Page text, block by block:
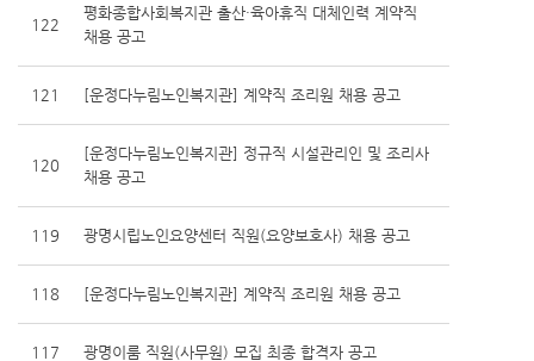
122
평화종합사회복지관 출산·육아휴직 대체인력 계약직
채용 공고
121 [운정다누림노인복지관] 계약직 조리원 채용 공고
120
[운정다누림노인복지관] 정규직 시설관리인 및 조리사
채용 공고
119 광명시립노인요양센터 직원(요양보호사) 채용 공고
118 [운정다누림노인복지관] 계약직 조리원 채용 공고
117 광명이룸 직원(사무원) 모집 최종 합격자 공고